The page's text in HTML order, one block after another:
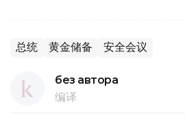
总统 黄金储备 安全会议
без автора
编译